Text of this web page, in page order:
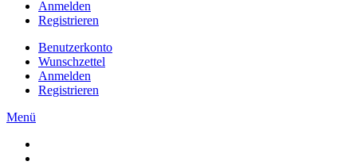
Anmelden
Registrieren
Benutzerkonto
Wunschzettel
Anmelden
Registrieren
Menü